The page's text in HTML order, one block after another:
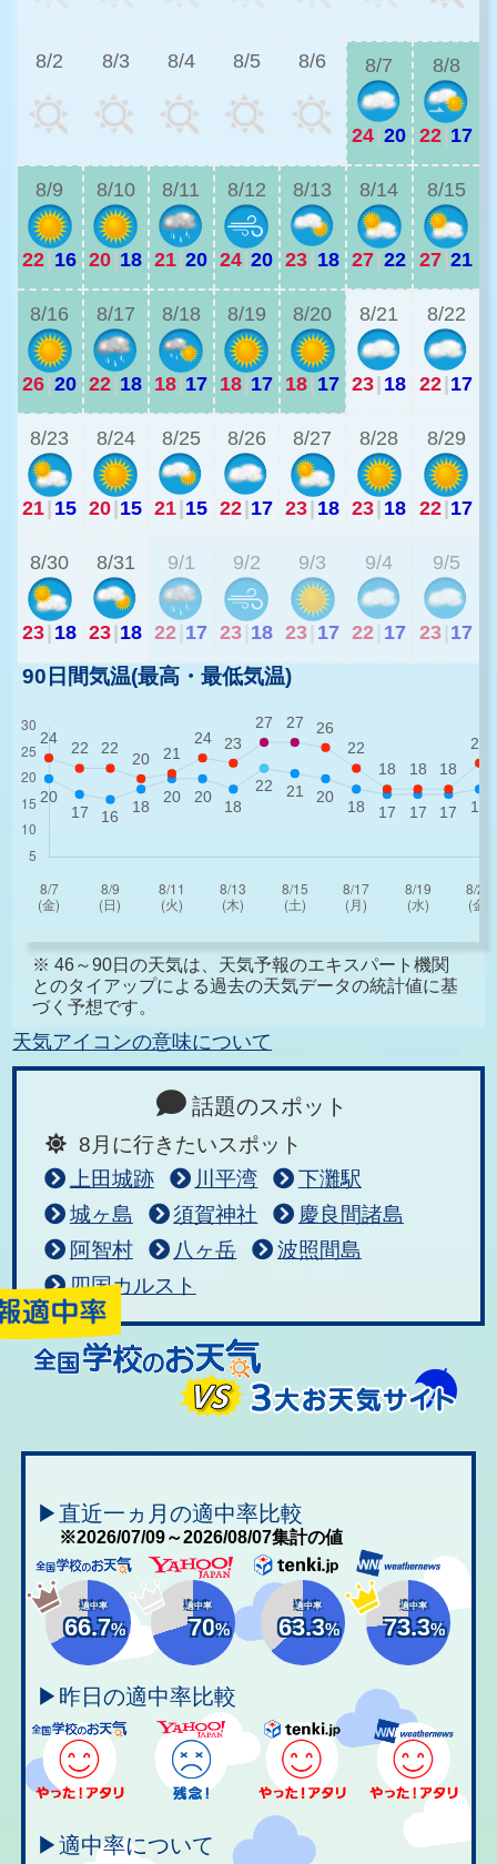
8/2 8/3 8/4 8/5 8/6 8/7
24 20
8/8
22 17
8/9
22 16
8/10
20 18
8/11
21 20
8/12
24 20
8/13
23 18
8/14
27 22
8/15
27 21
8/16
26 20
8/17
22 18
8/18
18 17
8/19
18 17
8/20
18 17
8/21
23 18
8/22
22 17
8/23
21 15
8/24
20 15
8/25
21 15
8/26
22 17
8/27
23 18
8/28
23 18
8/29
22 17
8/30
23 18
8/31
23 18
9/1
22 17
9/2
23 18
9/3
23 17
9/4
22 17
9/5
23 17
90日間気温(最高・最低気温)
※ 46～90日の天気は、天気予報のエキスパート機関
とのタイアップによる過去の天気データの統計値に基
づく予想です。
天気アイコンの意味について
話題のスポット
8月に行きたいスポット
上田城跡
川平湾
下灘駅
城ヶ島
須賀神社
慶良間諸島
阿智村
八ヶ岳
波照間島
四国カルスト
▶直近一ヵ月の適中率比較
※2026/07/09～2026/08/07集計の値
適中率
66.7%
適中率
70%
適中率
63.3%
適中率
73.3%
▶昨日の適中率比較
▶適中率について